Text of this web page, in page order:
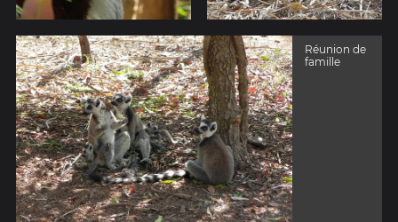
Réunion de
famille